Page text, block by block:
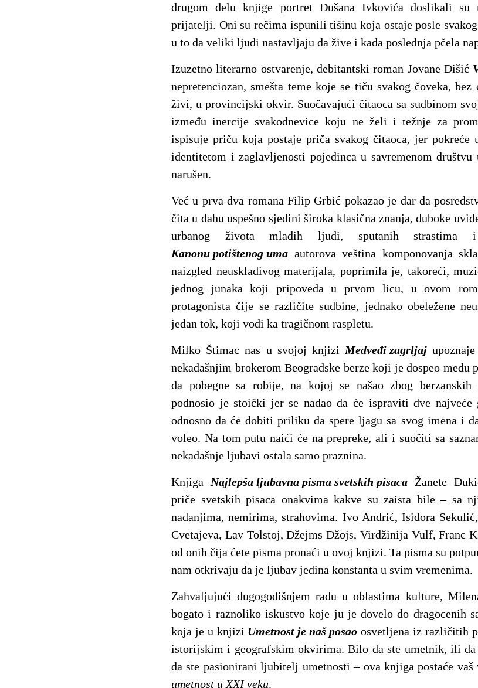
drugom delu knjige portret Dušana Ivkovića doslikali su
prijatelji. Oni su rečima ispunili tišinu koja ostaje posle
u to da veliki ljudi nastavljaju da žive i kada poslednja pčela
Izuzetno literarno ostvarenje, debitantski roman Jovane Dišić
nepretenciozan, smešta teme koje se tiču svakog čoveka,
živi, u provincijski okvir. Suočavajući čitaoca sa sudbinom
između inercije svakodnevice koju ne želi i težnje za
ispisuje priču koja postaje priča svakog čitaoca, jer pokreće
identitetom i zaglavljenosti pojedinca u savremenom
narušen.
Već u prva dva romana Filip Grbić pokazao je dar da
čita u dahu uspešno sjedini široka klasična znanja, duboke
urbanog života mladih ljudi, sputanih
Kanonu potištenog uma autorova veština komponovanja
naizgled neuskladivog materijala, poprimila je, takoreći,
jednog junaka koji pripoveda u prvom licu, u ovom
protagonista čije se različite sudbine, jednako obeležene
jedan tok, koji vodi ka tragičnom raspletu.
Milko Štimac nas u svojoj knjiziMedveđi zagrljaj
nekadašnjim brokerom Beogradske berze koji je dospeo među
da pobegne sa robije, na kojoj se našao zbog berzanskih
podnosio je stoički jer se nadao da će ispraviti dve najveće
odnosno da će dobiti priliku da spere ljagu sa svog imena i
voleo. Na tom putu naići će na prepreke, ali i suočiti sa
nekadašnje ljubavi ostala samo praznina.
Knjiga Najlepša ljubavna pisma svetskih pisacaŽanete
priče svetskih pisaca onakvima kakve su zaista bile – sa
nadanjima, nemirima, strahovima. Ivo Andrić, Isidora
Cvetajeva, Lav Tolstoj, Džejms Džojs, Virdžinija Vulf, Franc
od onih čija ćete pisma pronaći u ovoj knjizi. Ta pisma su
nam otkrivaju da je ljubav jedina konstanta u svim vremenima.
Zahvaljujući dugogodišnjem radu u oblastima kulture,
bogato i raznoliko iskustvo koje ju je dovelo do dragocenih
koja je u knjizi Umetnost je naš posao osvetljena iz različitih
istorijskim i geografskim okvirima. Bilo da ste umetnik, ili
da ste pasionirani ljubitelj umetnosti – ova knjiga postaće
umetnost u XXI veku.